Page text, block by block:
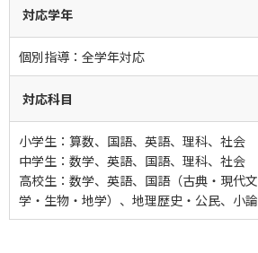
対応学年
個別指導：全学年対応
対応科目
小学生：算数、国語、英語、理科、社会
中学生：数学、英語、国語、理科、社会
高校生：数学、英語、国語（古典・現代
学・生物・地学）、地理歴史・公民、小